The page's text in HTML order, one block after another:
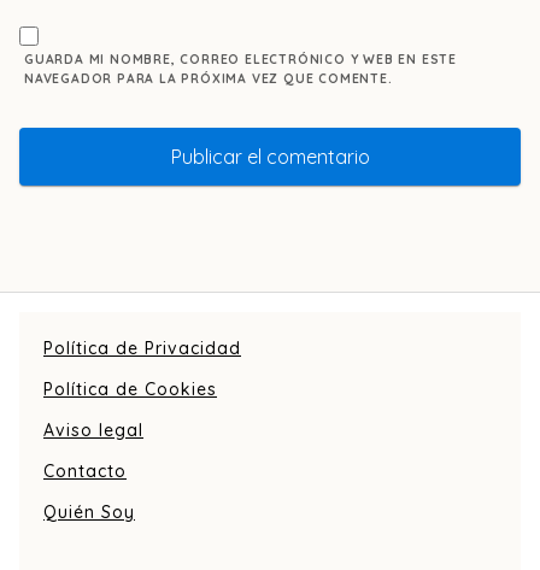
GUARDA MI NOMBRE, CORREO ELECTRÓNICO Y WEB EN ESTE
NAVEGADOR PARA LA PRÓXIMA VEZ QUE COMENTE.
Política de Privacidad
Política de Cookies
Aviso legal
Contacto
Quién Soy